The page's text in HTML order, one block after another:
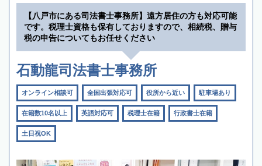
【八戸市にある司法書士事務所】遠方居住の方も対応可能
です。税理士資格も保有しておりますので、相続税、贈与
税の申告についてもお任せください
石動龍司法書士事務所
オンライン相談可 全国出張対応可 役所から近い 駐車場あり
在籍数10名以上 英語対応可 税理士在籍 行政書士在籍
土日祝OK